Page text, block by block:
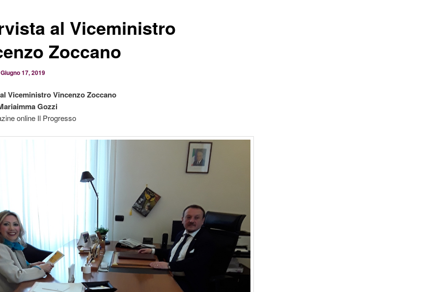
al Viceministro
Zoccano
Giugno 17, 2019
Viceministro Vincenzo Zoccano
Gozzi
online Il Progresso